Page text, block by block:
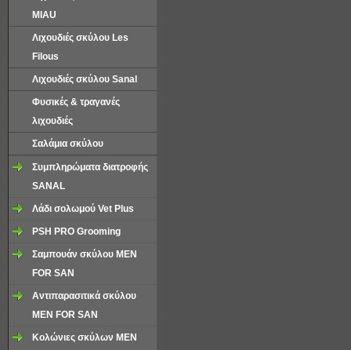
MIAU
Λιχουδιές σκύλου Les
Filous
Λιχουδιές σκύλου Sanal
Φυσικές & τραγανές
λιχουδιές
Σαλάμια σκύλου
Συμπληρώματα διατροφής
SANAL
Λάδι σολωμού Vet Plus
PSH PRO Grooming
Σαμπουάν σκύλου MEN
FOR SAN
Αντιπαρασιτικά σκύλου
MEN FOR SAN
Κολώνιες σκύλων MEN